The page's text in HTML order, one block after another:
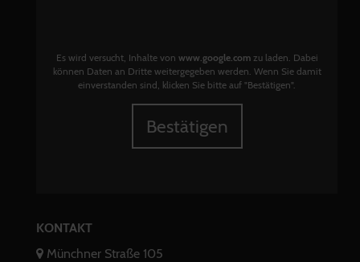
Es wird versucht, Inhalte von www.google.comzu laden. Dabei
können Daten an Dritte weitergegeben werden. Wenn Sie damit
einverstanden sind, klicken Sie bitte auf "Bestätigen".
Bestätigen
KONTAKT
Münchner Straße 105